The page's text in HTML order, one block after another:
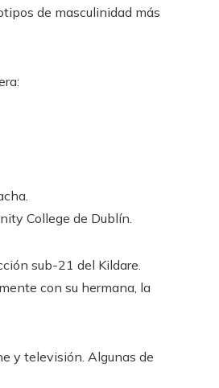
de masculinidad más
College de Dublín.
sub-21 del Kildare.
con su hermana, la
y televisión. Algunas de